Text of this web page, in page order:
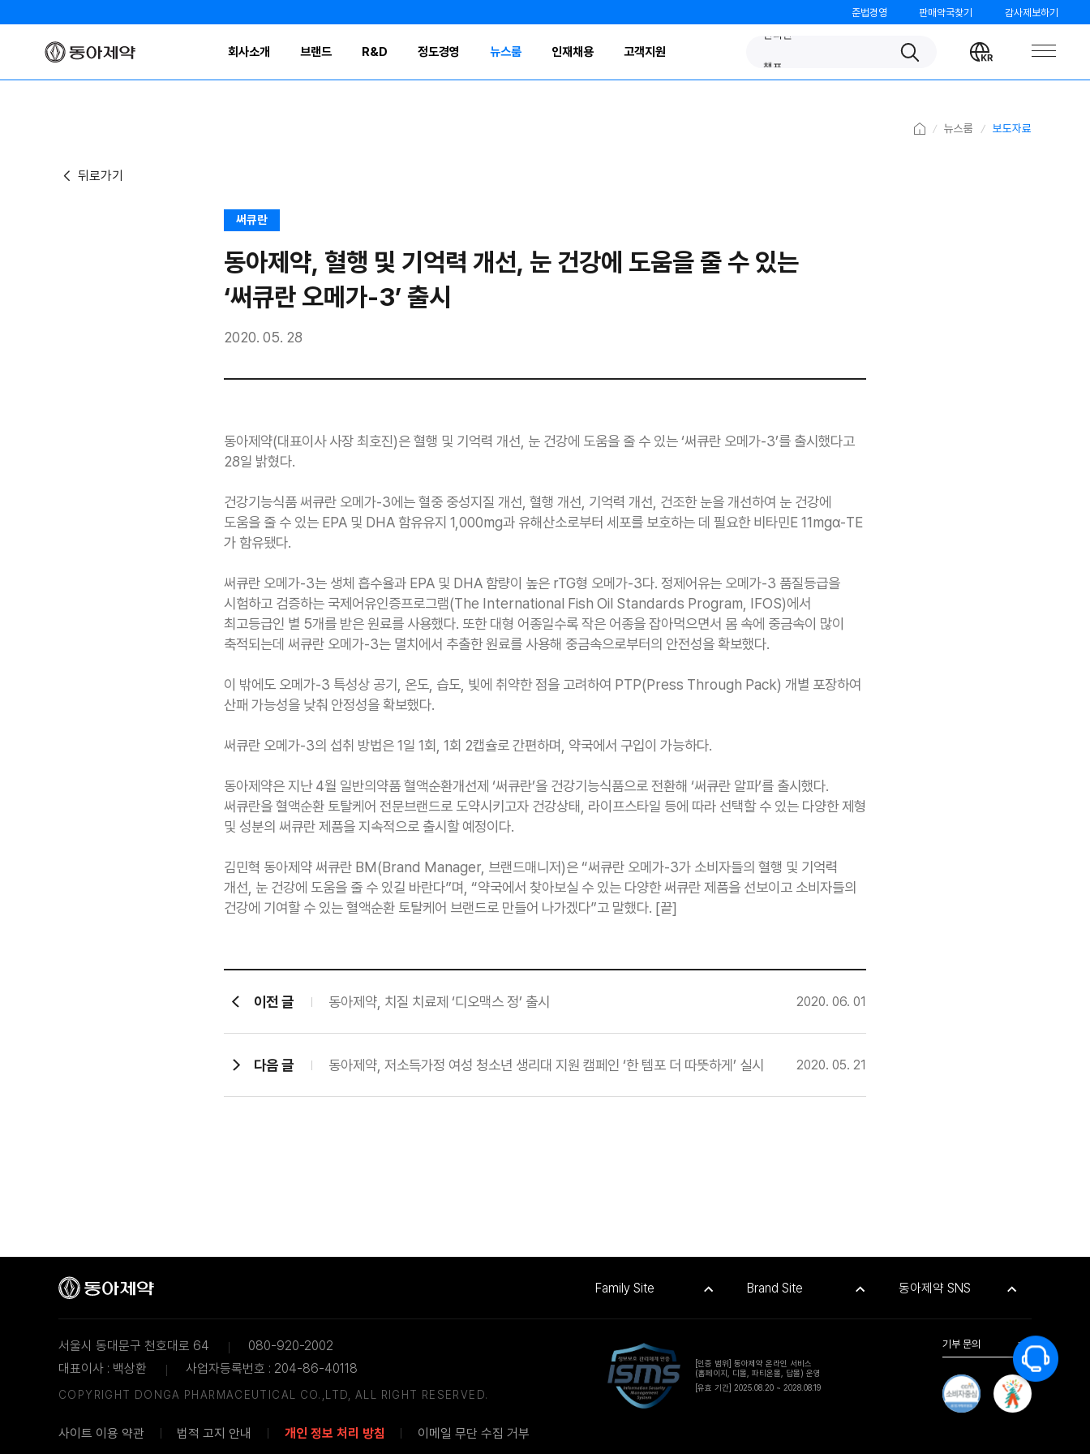
준법경영 판매약국찾기 감사제보하기
회사소개 브랜드 R&D 정도경영 뉴스룸 인재채용 고객지원
노스카나
Search
Change
language
Home 뉴스룸 보도자료
뒤로가기
써큐란
동아제약, 혈행 및 기억력 개선, 눈 건강에 도움을 줄 수 있는
‘써큐란 오메가-3’ 출시
2020. 05. 28
동아제약(대표이사 사장 최호진)은 혈행 및 기억력 개선, 눈 건강에 도움을 줄 수 있는 ‘써큐란 오메가-3’를 출시했다고
28일 밝혔다.
건강기능식품 써큐란 오메가-3에는 혈중 중성지질 개선, 혈행 개선, 기억력 개선, 건조한 눈을 개선하여 눈 건강에
도움을 줄 수 있는 EPA 및 DHA 함유유지 1,000mg과 유해산소로부터 세포를 보호하는 데 필요한 비타민E 11mgα-TE
가 함유됐다.
써큐란 오메가-3는 생체 흡수율과 EPA 및 DHA 함량이 높은 rTG형 오메가-3다. 정제어유는 오메가-3 품질등급을
시험하고 검증하는 국제어유인증프로그램(The International Fish Oil Standards Program, IFOS)에서
최고등급인 별 5개를 받은 원료를 사용했다. 또한 대형 어종일수록 작은 어종을 잡아먹으면서 몸 속에 중금속이 많이
축적되는데 써큐란 오메가-3는 멸치에서 추출한 원료를 사용해 중금속으로부터의 안전성을 확보했다.
이 밖에도 오메가-3 특성상 공기, 온도, 습도, 빛에 취약한 점을 고려하여 PTP(Press Through Pack) 개별 포장하여
산패 가능성을 낮춰 안정성을 확보했다.
써큐란 오메가-3의 섭취 방법은 1일 1회, 1회 2캡슐로 간편하며, 약국에서 구입이 가능하다.
동아제약은 지난 4월 일반의약품 혈액순환개선제 ‘써큐란’을 건강기능식품으로 전환해 ‘써큐란 알파’를 출시했다.
써큐란을 혈액순환 토탈케어 전문브랜드로 도약시키고자 건강상태, 라이프스타일 등에 따라 선택할 수 있는 다양한 제형
및 성분의 써큐란 제품을 지속적으로 출시할 예정이다.
김민혁 동아제약 써큐란 BM(Brand Manager, 브랜드매니저)은 “써큐란 오메가-3가 소비자들의 혈행 및 기억력
개선, 눈 건강에 도움을 줄 수 있길 바란다”며, “약국에서 찾아보실 수 있는 다양한 써큐란 제품을 선보이고 소비자들의
건강에 기여할 수 있는 혈액순환 토탈케어 브랜드로 만들어 나가겠다”고 말했다. [끝]
이전 글 동아제약, 치질 치료제 ‘디오맥스 정’ 출시 2020. 06. 01
다음 글 동아제약, 저소득가정 여성 청소년 생리대 지원 캠페인 ‘한 템포 더 따뜻하게’ 실시 2020. 05. 21
Family Site Brand Site 동아제약 SNS
서울시 동대문구 천호대로 64
080-920-2002
대표이사 : 백상환
사업자등록번호 : 204-86-40118
COPYRIGHT DONGA PHARMACEUTICAL CO.,LTD,ALL RIGHT RESERVED.
[인증 범위] 동아제약 온라인 서비스
(홈페이지, 디몰, 파티온몰, 답몰) 운영
[유효 기간] 2025.08.20 ~ 2028.08.19
기부 문의
사이트 이용 약관 법적 고지 안내 개인 정보 처리 방침 이메일 무단 수집 거부